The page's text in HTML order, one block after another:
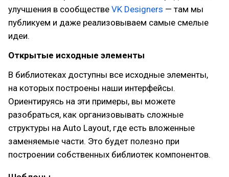
улучшения в сообществе VK Designers — там мы
публикуем и даже реализовываем самые смелые
идеи.
Открытые исходные элементы
В библиотеках доступны все исходные элементы,
на которых построены наши интерфейсы.
Ориентируясь на эти примеры, вы можете
разобраться, как организовывать сложные
структуры на Auto Layout, где есть вложенные
заменяемые части. Это будет полезно при
построении собственных библиотек компонентов.